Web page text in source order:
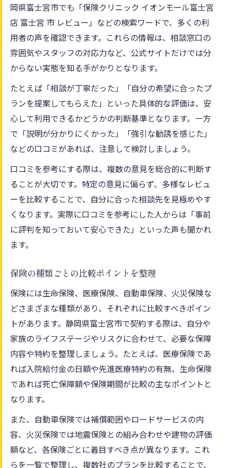
岡県富士宮市でも「保険クリニック イオンモール富士宮
店 富士宮 市 レビュー」などの検索ワードで、多くの利
用者の声を確認できます。これらの情報は、相談窓口の
雰囲気やスタッフの対応力など、公式サイトだけでは分
からない実態を知る手がかりとなります。
たとえば「相談が丁寧だった」「自分の希望に合ったプ
ランを提案してもらえた」といった具体的な評価は、安
心して利用できるかどうかの判断基準となります。一方
で「説明が分かりにくかった」「強引な勧誘を感じた」
などの口コミがあれば、注意して検討しましょう。
口コミを参考にする際は、複数の意見を総合的に判断す
ることが大切です。特定の意見に偏らず、多様なレビュ
ーを比較することで、自分に合った相談先を見極めやす
くなります。実際に口コミを参考にした人からは「事前
に評判を知っておいて安心できた」といった声も聞かれ
ます。
保険の種類ごとの比較ポイントを整理
保険には生命保険、医療保険、自動車保険、火災保険な
どさまざまな種類があり、それぞれに比較すべきポイン
トがあります。静岡県富士宮市で契約する際は、自分や
家族のライフステージやリスクに合わせて、必要な保障
内容や特約を整理しましょう。たとえば、医療保険であ
れば入院給付金の日額や先進医療特約の有無、生命保険
であれば死亡保障額や保険期間が比較の主なポイントと
なります。
また、自動車保険では補償範囲やロードサービスの内
容、火災保険では地震保険との組み合わせや建物の評価
額など、各保険ごとに着目すべき点が異なります。これ
らを一覧で整理し、複数社のプランを比較することで、